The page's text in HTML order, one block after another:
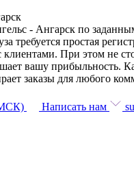
- Ангарск по
требуется простая
клиентами. При этом не
вашу прибыльность.
заказы для любого
МСК)
Написать нам